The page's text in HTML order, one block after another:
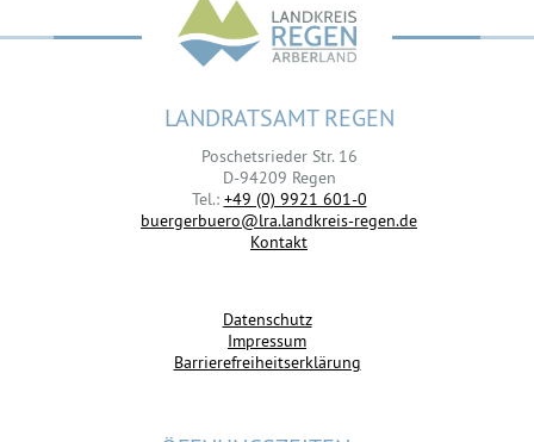
LANDRATSAMT REGEN
Poschetsrieder Str. 16
D-94209 Regen
Tel.: +49 (0) 9921 601-0
buergerbuero@lra.landkreis-regen.de
Kontakt
Datenschutz
Impressum
Barrierefreiheitserklärung